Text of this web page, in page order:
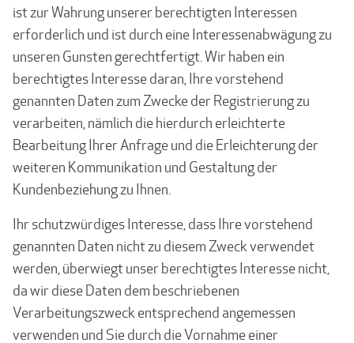
ist zur Wahrung unserer berechtigten Interessen
erforderlich und ist durch eine Interessenabwägung zu
unseren Gunsten gerechtfertigt. Wir haben ein
berechtigtes Interesse daran, Ihre vorstehend
genannten Daten zum Zwecke der Registrierung zu
verarbeiten, nämlich die hierdurch erleichterte
Bearbeitung Ihrer Anfrage und die Erleichterung der
weiteren Kommunikation und Gestaltung der
Kundenbeziehung zu Ihnen.
Ihr schutzwürdiges Interesse, dass Ihre vorstehend
genannten Daten nicht zu diesem Zweck verwendet
werden, überwiegt unser berechtigtes Interesse nicht,
da wir diese Daten dem beschriebenen
Verarbeitungszweck entsprechend angemessen
verwenden und Sie durch die Vornahme einer